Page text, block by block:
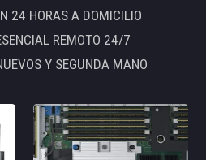
24 HORAS A DOMICILIO
REMOTO 24/7
Y SEGUNDA MANO